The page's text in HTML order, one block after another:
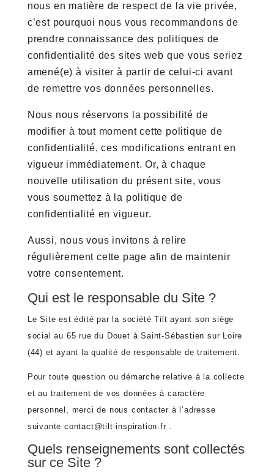
nous en matière de respect de la vie privée,
c’est pourquoi nous vous recommandons de
prendre connaissance des politiques de
confidentialité des sites web que vous seriez
amené(e) à visiter à partir de celui-ci avant
de remettre vos données personnelles.
Nous nous réservons la possibilité de
modifier à tout moment cette politique de
confidentialité, ces modifications entrant en
vigueur immédiatement. Or, à chaque
nouvelle utilisation du présent site, vous
vous soumettez à la politique de
confidentialité en vigueur.
Aussi, nous vous invitons à relire
régulièrement cette page afin de maintenir
votre consentement.
Qui est le responsable du Site ?
Le Site est édité par la société Tilt ayant son siège
social au 65 rue du Douet à Saint-Sébastien sur Loire
(44) et ayant la qualité de responsable de traitement.
Pour toute question ou démarche relative à la collecte
et au traitement de vos données à caractère
personnel, merci de nous contacter à l’adresse
suivante contact@tilt-inspiration.fr .
Quels renseignements sont collectés
sur ce Site ?